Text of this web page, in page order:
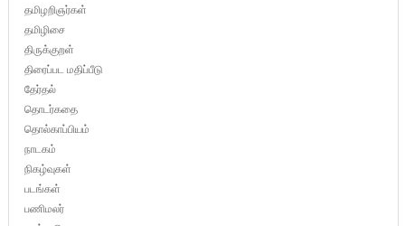
தமிழறிஞர்கள்
தமிழிசை
திருக்குறள்
திரைப்பட மதிப்பீடு
தேர்தல்
தொடர்கதை
தொல்காப்பியம்
நாடகம்
நிகழ்வுகள்
படங்கள்
பணிமலர்